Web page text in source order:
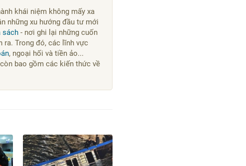
khái niệm không mấy xa
những xu hướng đầu tư mới
sách - nơi ghi lại những cuốn
ra. Trong đó, các lĩnh vực
, ngoại hối và tiền ảo...
bao gồm các kiến thức về